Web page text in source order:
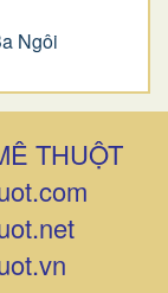
Ngôi
THUỘT